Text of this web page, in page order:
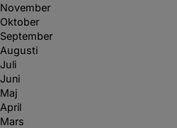
November
Oktober
September
Augusti
Juli
Juni
Maj
April
Mars